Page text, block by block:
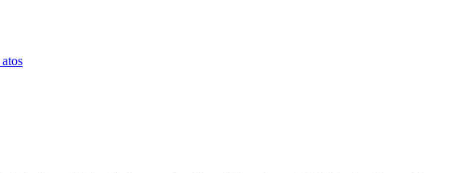
atos